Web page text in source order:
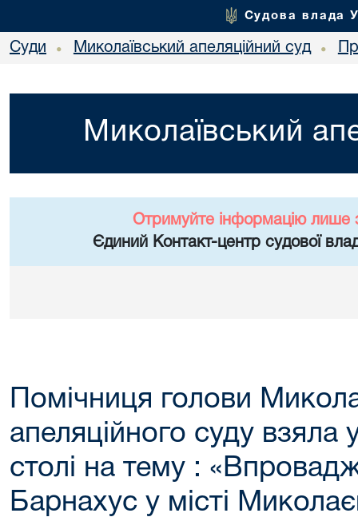
Судова влада
Суди • Миколаївський апеляційний суд •
Миколаївський
Отримуйте інформацію лише
Єдиний Контакт-центр судової
Помічниця голови
апеляційного суду взяла
столі на тему :
Барнахус у місті